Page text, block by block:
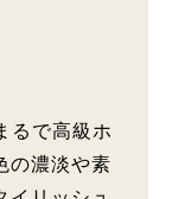
るで高級ホ
の濃淡や素